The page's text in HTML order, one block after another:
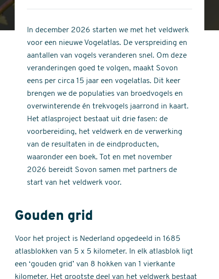
stars
of
stars
In december 2026 starten we met het veldwerk
voor een nieuwe Vogelatlas. De verspreiding en
aantallen van vogels veranderen snel. Om deze
veranderingen goed te volgen, maakt Sovon
eens per circa 15 jaar een vogelatlas. Dit keer
brengen we de populaties van broedvogels en
overwinterende én trekvogels jaarrond in kaart.
Het atlasproject bestaat uit drie fasen: de
voorbereiding, het veldwerk en de verwerking
van de resultaten in de eindproducten,
waaronder een boek. Tot en met november
2026 bereidt Sovon samen met partners de
start van het veldwerk voor.
Gouden grid
Voor het project is Nederland opgedeeld in 1685
atlasblokken van 5 x 5 kilometer. In elk atlasblok ligt
een ‘gouden grid’ van 8 hokken van 1 vierkante
kilometer. Het grootste deel van het veldwerk bestaat